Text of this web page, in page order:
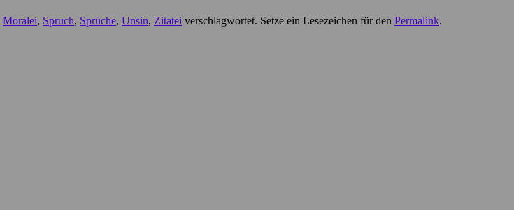
Moralei, Spruch, Sprüche, Unsin, Zitatei verschlagwortet. Setze ein Lesezeichen für den Permalink.